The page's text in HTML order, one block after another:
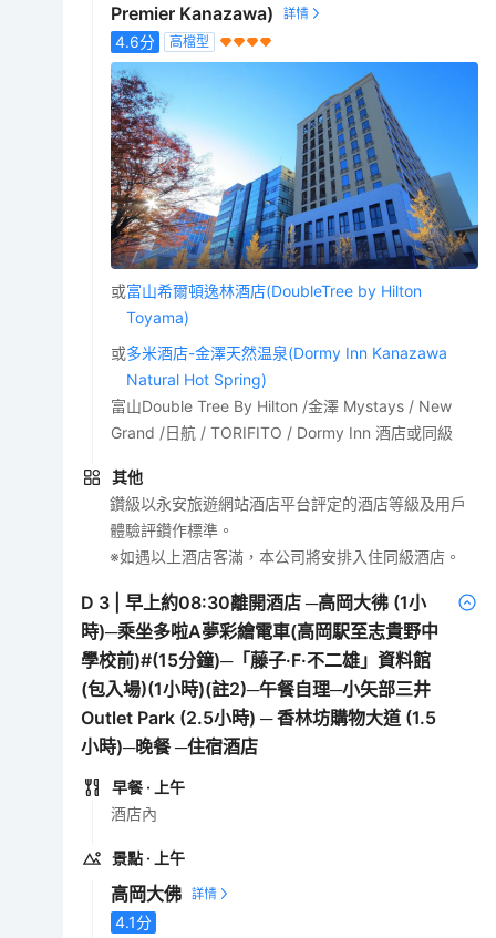
Premier Kanazawa)
4.6分 高檔型
或富山希爾頓逸林酒店(DoubleTree by Hilton
Toyama)
或多米酒店-金澤天然温泉(Dormy Inn Kanazawa
Natural Hot Spring)
富山Double Tree By Hilton /金澤 Mystays / New
Grand /日航 / TORIFITO / Dormy Inn 酒店或同級
其他
鑽級以永安旅遊網站酒店平台評定的酒店等級及用戶
體驗評鑽作標準。
※如遇以上酒店客滿，本公司將安排入住同級酒店。
D 3 |早上約08:30離開酒店 ─高岡大彿 (1小
時)─乘坐多啦A夢彩繪電車(高岡駅至志貴野中
學校前)#(15分鐘)─「藤子·F·不二雄」資料館
(包入場)(1小時)(註2)─午餐自理─小矢部三井
Outlet Park (2.5小時) ─ 香林坊購物大道 (1.5
小時)─晚餐 ─住宿酒店
早餐 · 上午
酒店內
景點 · 上午
高岡大佛
4.1分